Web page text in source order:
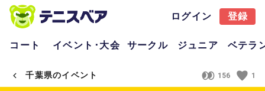
ログイン 登録
コート イベント･大会 サークル ジュニア ベテラ
千葉県のイベント 156 1